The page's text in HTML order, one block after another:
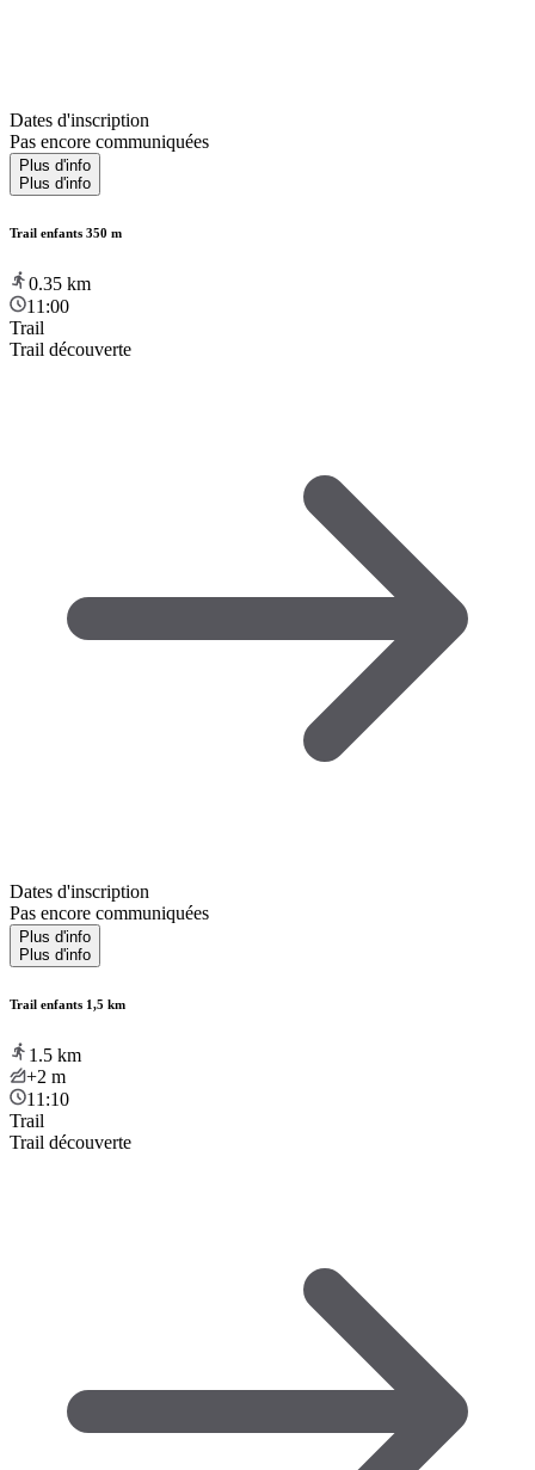
Dates d'inscription
Pas encore communiquées
Plus d'info
Plus d'info
Trail enfants 350 m
0.35 km
11:00
Trail
Trail découverte
Dates d'inscription
Pas encore communiquées
Plus d'info
Plus d'info
Trail enfants 1,5 km
1.5 km
+2 m
11:10
Trail
Trail découverte